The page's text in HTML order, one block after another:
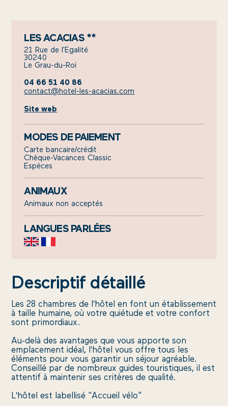
Descriptif détaillé
Les 28 chambres de l'hôtel en font un établissement
à taille humaine, où votre quiétude et votre confort
sont primordiaux.
Au-delà des avantages que vous apporte son
emplacement idéal, l'hôtel vous offre tous les
éléments pour vous garantir un séjour agréable.
Conseillé par de nombreux guides touristiques, il est
attentif à maintenir ses critères de qualité.
L'hôtel est labellisé "Accueil vélo"
LES ACACIAS **
21 Rue de l'Egalité
30240
Le Grau-du-Roi
04 66 51 40 86
contact@hotel-les-acacias.com
Site web
MODES DE PAIEMENT
Carte bancaire/crédit
Chèque-Vacances Classic
Espèces
ANIMAUX
Animaux non acceptés
LANGUES PARLÉES